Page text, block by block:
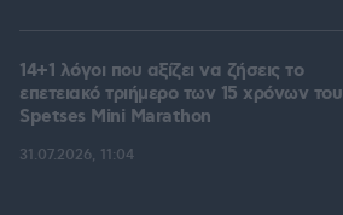
14+1 λόγοι που αξίζει να ζήσεις το
επετειακό τριήμερο των 15 χρόνων του
Spetses Mini Marathon
31.07.2026, 11:04